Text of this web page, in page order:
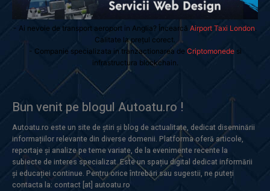
- Ai nevoie de transport aeroport in Anglia? Încearcă Airport Taxi London
Calitate la prețul corect.
- Companie specializata in tranzactionarea de Criptomonedesi
infrastructura blockchain.
Bun venit pe blogul Autoatu.ro !
Autoatu.ro este un site de știri și blog de actualitate, dedicat diseminării
informațiilor relevante din diverse domenii. Platforma oferă articole,
reportaje și analize pe teme variate, de la evenimente recente la
subiecte de interes specializat. Este un spațiu digital dedicat informării
și educației continue. Pentru orice întrebări sau sugestii, ne puteți
contacta la: contact [at] autoatu.ro